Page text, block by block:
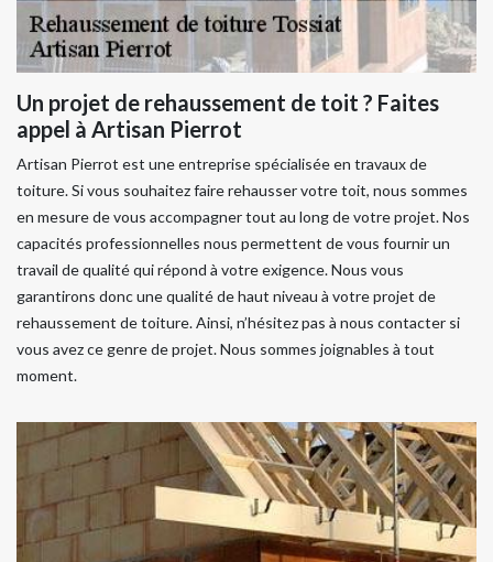
Un projet de rehaussement de toit ? Faites
appel à Artisan Pierrot
Artisan Pierrot est une entreprise spécialisée en travaux de
toiture. Si vous souhaitez faire rehausser votre toit, nous sommes
en mesure de vous accompagner tout au long de votre projet. Nos
capacités professionnelles nous permettent de vous fournir un
travail de qualité qui répond à votre exigence. Nous vous
garantirons donc une qualité de haut niveau à votre projet de
rehaussement de toiture. Ainsi, n’hésitez pas à nous contacter si
vous avez ce genre de projet. Nous sommes joignables à tout
moment.